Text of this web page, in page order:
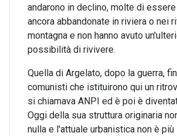
andarono in declino, molte di
ancora abbandonate in riviera o nei
montagna e non hanno avuto
possibilità di rivivere.
Quella di Argelato, dopo la guerra,
comunisti che istituirono qui un
si chiamava ANPI ed è poi è
Oggi della sua struttura originaria
nulla e l'attuale urbanistica non è